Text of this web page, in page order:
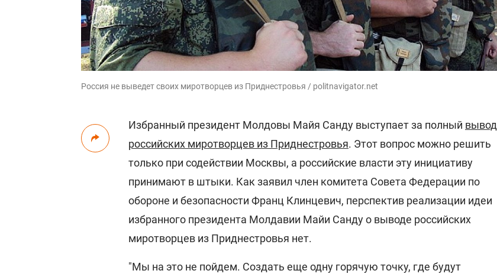
Россия не выведет своих миротворцев из Приднестровья / politnavigator.net
Избранный президент Молдовы Майя Санду выступает за полный вывод
российских миротворцев из Приднестровья. Этот вопрос можно решить
только при содействии Москвы, а российские власти эту инициативу
принимают в штыки. Как заявил член комитета Совета Федерации по
обороне и безопасности Франц Клинцевич, перспектив реализации идеи
избранного президента Молдавии Майи Санду о выводе российских
миротворцев из Приднестровья нет.
"Мы на это не пойдем. Создать еще одну горячую точку, где будут